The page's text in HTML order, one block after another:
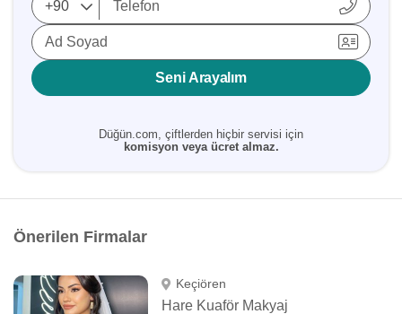
Ad Soyad
Seni Arayalım
Düğün.com, çiftlerden hiçbir servisi için
komisyon veya ücret almaz.
Önerilen Firmalar
Keçiören
Hare Kuaför Makyaj